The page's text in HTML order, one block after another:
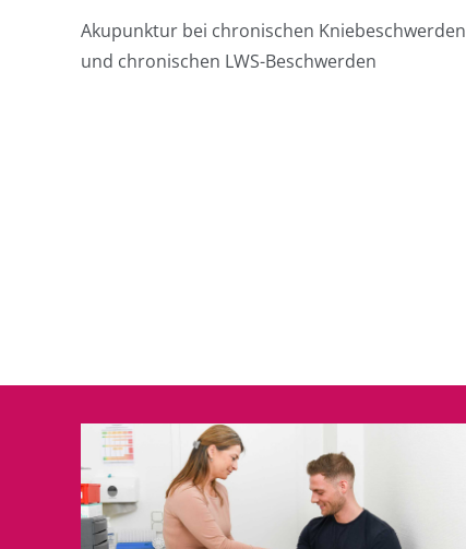
Akupunktur bei chronischen Kniebeschwerden
und chronischen LWS-Beschwerden